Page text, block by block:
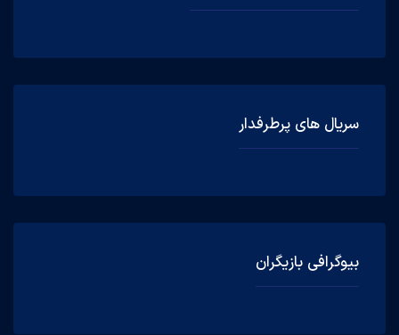
سریال های پرطرفدار
بیوگرافی بازیگران